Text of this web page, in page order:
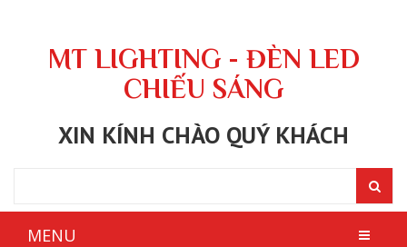
MT LIGHTING - ĐÈN LED
CHIẾU SÁNG
XIN KÍNH CHÀO QUÝ KHÁCH
MENU